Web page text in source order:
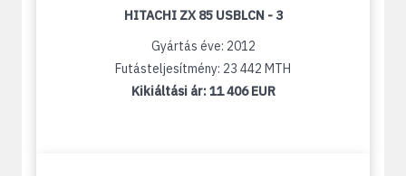
HITACHI ZX 85 USBLCN - 3
Gyártás éve: 2012
Futásteljesítmény: 23 442 MTH
Kikiáltási ár:11 406 EUR